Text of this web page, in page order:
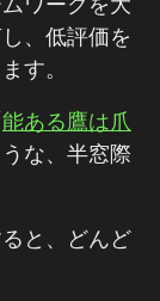
、低評価を
す。
能ある鷹は爪
な、半窓際
と、どんど